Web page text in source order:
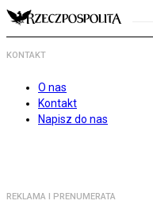
KONTAKT
O nas
Kontakt
Napisz do nas
REKLAMA I PRENUMERATA